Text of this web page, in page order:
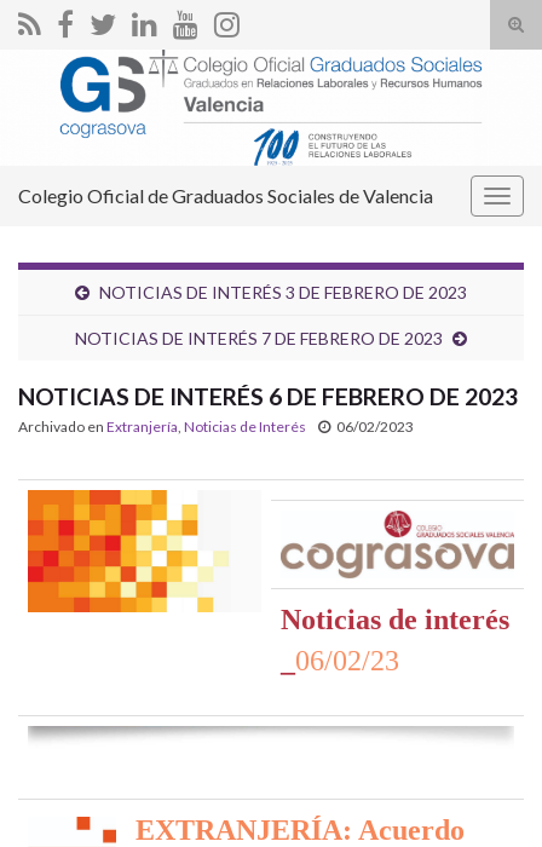
el
Search for:
Colegio Oficial de Graduados Sociales de Valencia
NOTICIAS DE INTERÉS 3 DE FEBRERO DE 2023
NOTICIAS DE INTERÉS 7 DE FEBRERO DE 2023
NOTICIAS DE INTERÉS 6 DE FEBRERO DE 2023
Archivado en Extranjería Noticias de Interés 06/02/2023
Noticias de interés
06/02/23
EXTRANJERÍA: Acuerdo